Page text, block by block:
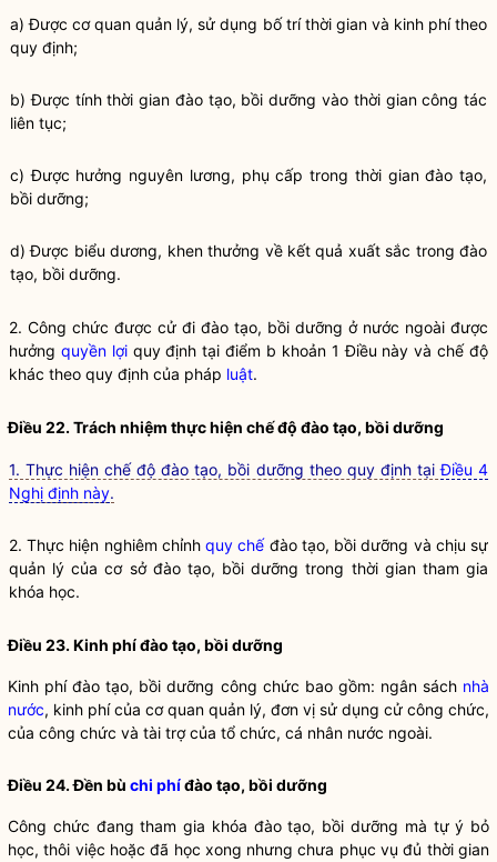
a) Được cơ quan quản lý, sử dụng bố trí thời gian và kinh phí theo
quy định;
b) Được tính thời gian đào tạo, bồi dưỡng vào thời giancông tác
liên tục;
c) Được hưởng nguyên lương, phụ cấp trong thời gianđào tạo,
bồi dưỡng;
d) Được biểu dương, khen thưởng về kết quả xuất sắc trong đào
tạo, bồi dưỡng.
2. Công chức được cử đi đào tạo, bồi dưỡng ở nước ngoài được
hưởng quyền lợiquy định tại điểm b khoản 1 Điều này và chế độ
khác theo quy định của pháp luật.
Điều 22. Trách nhiệm thực hiện chế độ đào tạo, bồi dưỡng
1. Thực hiện chế độ đào tạo, bồi dưỡng theo quy định tạiĐiều 4
Nghị định này.
2. Thực hiện nghiêm chỉnhquy chế đào tạo, bồi dưỡng và chịu sự
quản lý của cơ sở đào tạo, bồi dưỡng trong thời gian tham gia
khóa học.
Điều 23. Kinh phíđào tạo, bồi dưỡng
Kinh phíđào tạo, bồi dưỡng công chức bao gồm: ngân sách nhà
nước, kinh phí của cơ quan quản lý, đơn vị sử dụng cử công chức,
của công chức và tài trợ của tổ chức, cá nhân nước ngoài.
Điều 24. Đền bù chi phíđào tạo, bồi dưỡng
Công chức đang tham gia khóa đào tạo, bồi dưỡng mà tự ý bỏ
học, thôi việc hoặc đã học xong nhưng chưa phục vụ đủ thời gian